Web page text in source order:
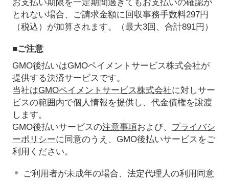
お支払い期限を一定期間過ぎてもお支払いの確認が
とれない場合、ご請求金額に回収事務手数料297円
（税込）が加算されます。（最大3回、合計891円）
■ご注意
GMO後払いはGMOペイメントサービス株式会社が
提供する決済サービスです。
当社はGMOペイメントサービス株式会社に対しサー
ビスの範囲内で個人情報を提供し、代金債権を譲渡
します。
GMO後払いサービスの注意事項および、 プライバシ
ーポリシーに同意のうえ、GMO後払いサービスをご
利用ください。
ご利用者が未成年の場合、法定代理人の利用同意